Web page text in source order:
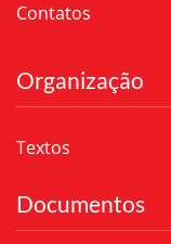
Contatos
Organização
Textos
Documentos